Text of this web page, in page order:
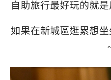
自助旅行最好玩的就
如果在新城區逛累想